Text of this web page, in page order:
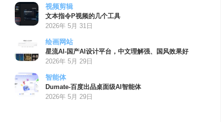
视频剪辑
文本指令P视频的几个工具
2026年 5月 31日
绘画网站
星流AI-国产AI设计平台，中文理解强、国风效果好
2026年 5月 29日
智能体
Dumate-百度出品桌面级AI智能体
2026年 5月 29日